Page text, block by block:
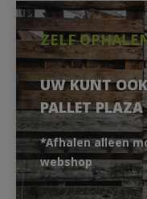
ZELF
UW KUNT
PALLET PLAZA
*Afhalen alleen
webshop